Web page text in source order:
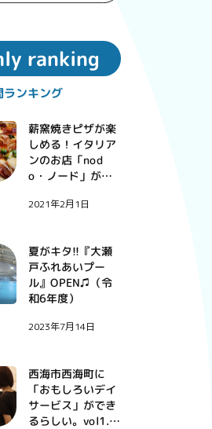
ranking
ランキング
薪窯焼きピザが楽
しめる！イタリア
ンのお店「nod
o・ノード」が西
2021年2月1日
夏がキタ!!『大瀬
戸ふれあいプー
ル』OPEN♫（令
和6年度）
2023年7月14日
西海市西海町に
「おもしろいデイ
サービス」ができ
るらしい。vol1.